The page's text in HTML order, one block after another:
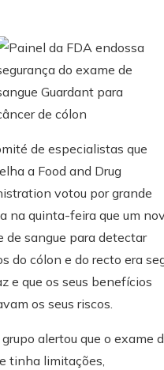
de especialistas que
a Food and Drug
votou por grande
na quinta-feira que um
de sangue para detectar
do cólon e do recto era
e que os seus benefícios
os seus riscos.
alertou que o exame
tinha limitações,